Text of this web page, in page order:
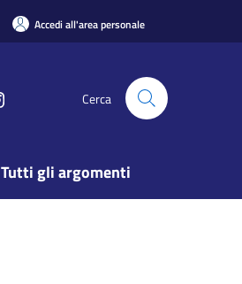
Accedi all'area personale
Cerca
Tutti gli argomenti